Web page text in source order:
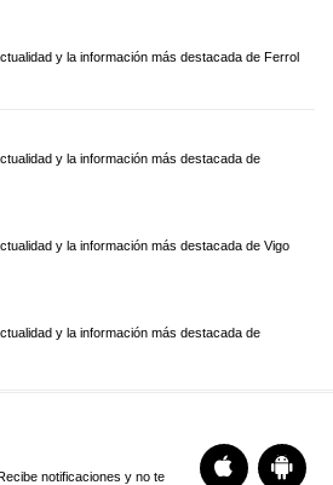
y la información más destacada de Ferrol
y la información más destacada de
y la información más destacada de Vigo
y la información más destacada de
notificaciones y no te